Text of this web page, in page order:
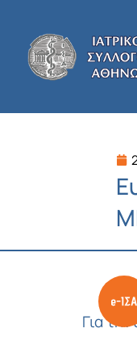
περιεχόμενο
Για